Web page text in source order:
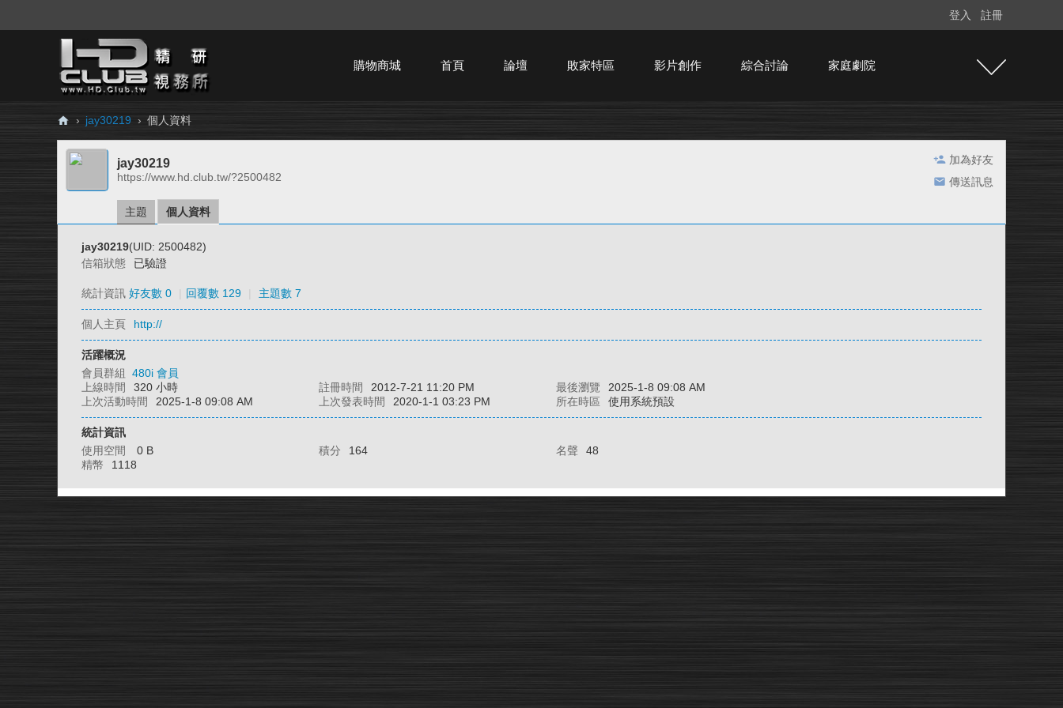
登入 註冊
購物商城 首頁 論壇 敗家特區 影片創作 綜合討論 家庭劇院
H
Cl
› jay30219 › 個人資料
加為好友
傳送訊息
jay30219
https://www.hd.club.tw/?2500482
主題 個人資料
jay30219(UID: 2500482)
信箱狀態
已驗證
統計資訊 好友數 0 回覆數 129 主題數 7
個人主頁 http://
活躍概況
會員群組 480i 會員
上線時間
320 小時 註冊時間 2012-7-21 11:20 PM 最後瀏覽
2025-1-8 09:08 AM
上次活動時間
2025-1-8 09:08 AM 上次發表時間 2020-1-1 03:23 PM 所在時區 使用系統預設
統計資訊
使用空間
0 B 積分 164 名聲
48
精幣
1118